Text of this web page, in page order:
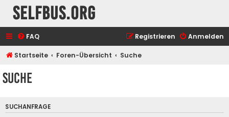
selfbus.org
FAQ Anmelden
Registrieren
Startseite Foren-Übersicht Suche
Suche
SUCHANFRAGE